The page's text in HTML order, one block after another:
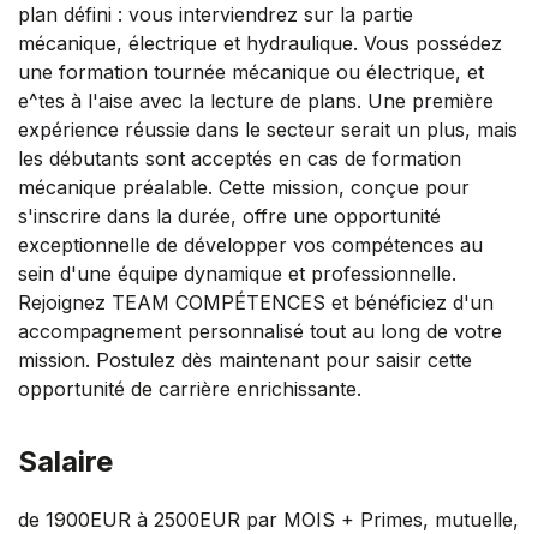
plan défini : vous interviendrez sur la partie
mécanique, électrique et hydraulique. Vous possédez
une formation tournée mécanique ou électrique, et
e^tes à l'aise avec la lecture de plans. Une première
expérience réussie dans le secteur serait un plus, mais
les débutants sont acceptés en cas de formation
mécanique préalable. Cette mission, conçue pour
s'inscrire dans la durée, offre une opportunité
exceptionnelle de développer vos compétences au
sein d'une équipe dynamique et professionnelle.
Rejoignez TEAM COMPÉTENCES et bénéficiez d'un
accompagnement personnalisé tout au long de votre
mission. Postulez dès maintenant pour saisir cette
opportunité de carrière enrichissante.
Salaire
de 1900EUR à 2500EUR par MOIS + Primes, mutuelle,